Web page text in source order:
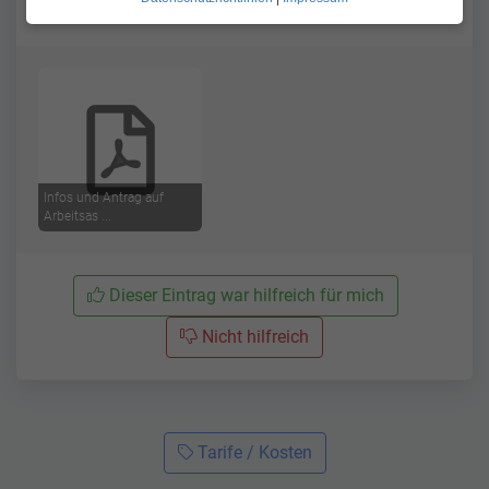
Infos und Antrag auf
Arbeitsas ...
Dieser Eintrag war hilfreich für mich
Nicht hilfreich
Tarife / Kosten